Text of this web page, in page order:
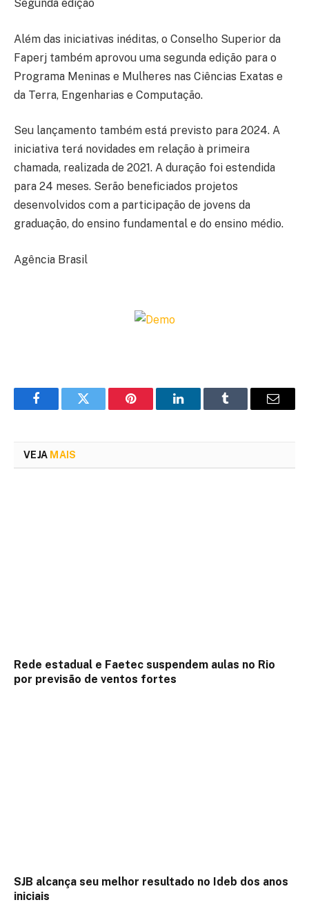
Segunda edição
Além das iniciativas inéditas, o Conselho Superior da
Faperj também aprovou uma segunda edição para o
Programa Meninas e Mulheres nas Ciências Exatas e
da Terra, Engenharias e Computação.
Seu lançamento também está previsto para 2024. A
iniciativa terá novidades em relação à primeira
chamada, realizada de 2021. A duração foi estendida
para 24 meses. Serão beneficiados projetos
desenvolvidos com a participação de jovens da
graduação, do ensino fundamental e do ensino médio.
Agência Brasil
FacebookTwitter Pinterest LinkedInTumblr Email
VEJA MAIS
Rede estadual e Faetec suspendem aulas no Rio
por previsão de ventos fortes
SJB alcança seu melhor resultado no Ideb dos anos
iniciais